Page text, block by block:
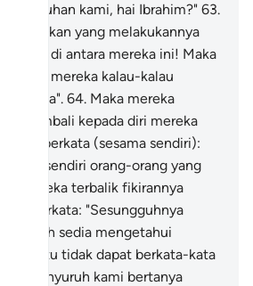
tuhan kami, hai Ibrahim?" 63.
bahkan yang melakukannya
besar di antara mereka ini! Maka
kepada mereka kalau-kalau
kata". 64. Maka mereka
kembali kepada diri mereka
lalu berkata (sesama sendiri):
sendiri orang-orang yang
mereka terbalik fikirannya
lalu berkata: "Sesungguhnya
telah sedia mengetahui
itu tidak dapat berkata-kata
menyuruh kami bertanya